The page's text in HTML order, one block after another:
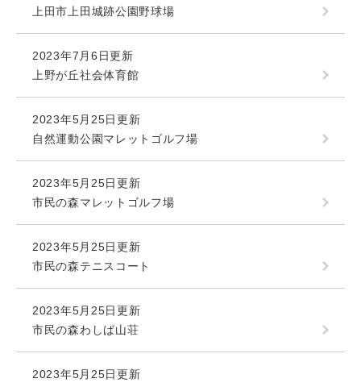
上田市上田城跡公園野球場
2023年7月6日更新
上野が丘社会体育館
2023年5月25日更新
自然運動公園マレットゴルフ場
2023年5月25日更新
市民の森マレットゴルフ場
2023年5月25日更新
市民の森テニスコート
2023年5月25日更新
市民の森わしば山荘
2023年5月25日更新